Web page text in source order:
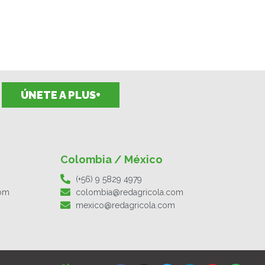
ÚNETE A PLUS+
Colombia / México
(+56) 9 5829 4979
colombia@redagricola.com
mexico@redagricola.com